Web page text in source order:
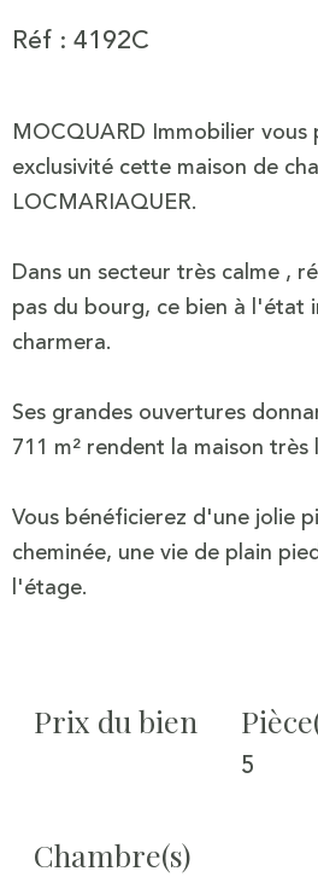
Réf : 4192C
MOCQUARD Immobilier vous
exclusivité cette maison de
LOCMARIAQUER.
Dans un secteur très calme ,
pas du bourg, ce bien à l'état
charmera.
Ses grandes ouvertures
711 m² rendent la maison très
Vous bénéficierez d'une jolie
cheminée, une vie de plain
l'étage.
Prix du bien
5
Chambre(s)